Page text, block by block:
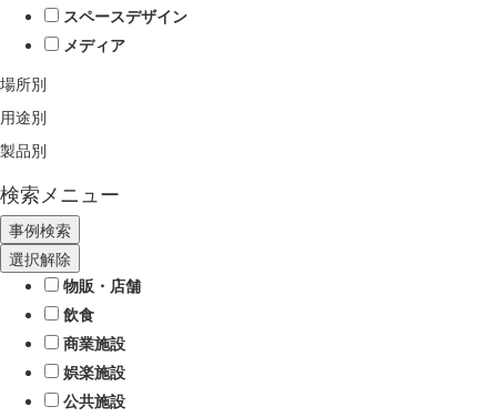
スペースデザイン
メディア
場所別
用途別
製品別
検索メニュー
選択解除
物販・店舗
飲食
商業施設
娯楽施設
公共施設